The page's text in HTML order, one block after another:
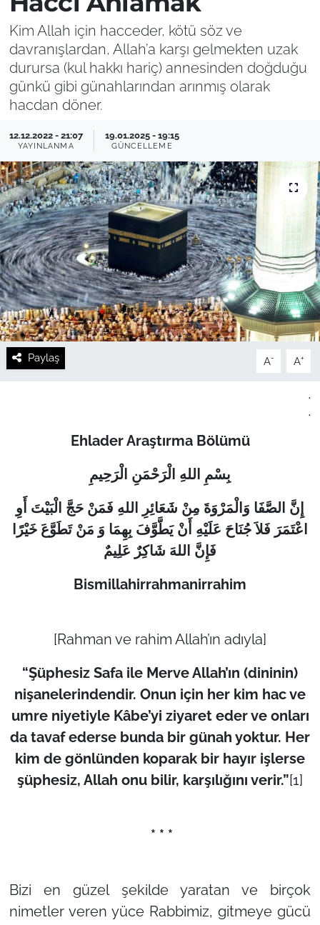
Kim Allah için hacceder, kötü söz ve
davranışlardan, Allah’a karşı gelmekten uzak
durursa (kul hakkı hariç) annesinden doğduğu
günkü gibi günahlarından arınmış olarak
hacdan döner.
12.12.2022 - 21:07
YAYINLANMA
19.01.2025 - 19:15
GÜNCELLEME
Paylaş A- A+
.
.
Ehlader Araştırma Bölümü
بِسْمِ اللهِ الْرَحْمَنِ الْرَحِيمِ
إِنَّ الصَّفَا وَالْمَرْوَةَ مِنْ شَعَائِرِ اللهِ فَمَنْ حَجَّ الْبَيْتَ أَوِ
اعْتَمَرَ فَلاَ جُنَاحَ عَلَيْهِ أَنْ يَطَّوَّفَ بِهِمَا وَ مَنْ تَطَوَّعَ خَيْرًا
فَإِنَّ اللهَ شَاكِرٌ عَلِيمٌ
Bismillahirrahmanirrahim
[Rahman ve rahim Allah’ın adıyla]
“Şüphesiz Safa ile Merve Allah’ın (dininin)
nişanelerindendir. Onun için her kim hac ve
umre niyetiyle Kâbe’yi ziyaret eder ve onları
da tavaf ederse bunda bir günah yoktur. Her
kim de gönlünden koparak bir hayır işlerse
şüphesiz, Allah onu bilir, karşılığını verir.”[1]
* * *
Bizi en güzel şekilde yaratan ve birçok
nimetler veren yüce Rabbimiz, gitmeye gücü